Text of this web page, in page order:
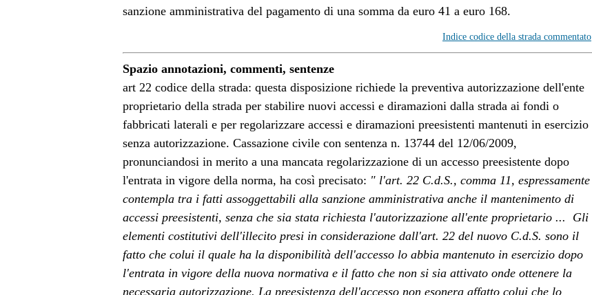
sanzione amministrativa del pagamento di una somma da euro 41 a euro 168.
Indice codice della strada commentato
Spazio annotazioni, commenti, sentenze
art 22 codice della strada: questa disposizione richiede la preventiva autorizzazione dell'ente
proprietario della strada per stabilire nuovi accessi e diramazioni dalla strada ai fondi o
fabbricati laterali e per regolarizzare accessi e diramazioni preesistenti mantenuti in esercizio
senza autorizzazione. Cassazione civile con sentenza n. 13744 del 12/06/2009,
pronunciandosi in merito a una mancata regolarizzazione di un accesso preesistente dopo
l'entrata in vigore della norma, ha così precisato: " l'art. 22 C.d.S., comma 11, espressamente
contempla tra i fatti assoggettabili alla sanzione amministrativa anche il mantenimento di
accessi preesistenti, senza che sia stata richiesta l'autorizzazione all'ente proprietario ... Gli
elementi costitutivi dell'illecito presi in considerazione dall'art. 22 del nuovo C.d.S. sono il
fatto che colui il quale ha la disponibilità dell'accesso lo abbia mantenuto in esercizio dopo
l'entrata in vigore della nuova normativa e il fatto che non si sia attivato onde ottenere la
necessaria autorizzazione. La preesistenza dell'accesso non esonera affatto colui che lo